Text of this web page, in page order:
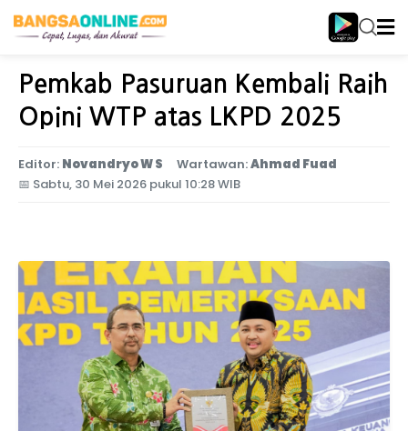
Home Jawa Timur
Pemkab Pasuruan Kembali Raih
Opini WTP atas LKPD 2025
Editor: Novandryo W S Wartawan:Ahmad Fuad
📅 Sabtu, 30 Mei 2026 pukul 10:28 WIB